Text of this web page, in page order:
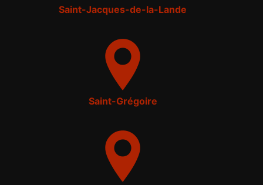
Saint-Jacques-de-la-Lande
Saint-Grégoire